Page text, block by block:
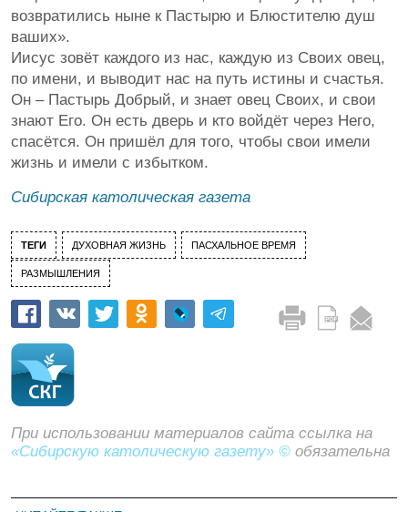
возвратились ныне к Пастырю и Блюстителю душ
ваших».
Иисус зовёт каждого из нас, каждую из Своих овец,
по имени, и выводит нас на путь истины и счастья.
Он – Пастырь Добрый, и знает овец Своих, и свои
знают Его. Он есть дверь и кто войдёт через Него,
спасётся. Он пришёл для того, чтобы свои имели
жизнь и имели с избытком.
Сибирская католическая газета
ТЕГИ ДУХОВНАЯ ЖИЗНЬ ПАСХАЛЬНОЕ ВРЕМЯ
РАЗМЫШЛЕНИЯ
При использовании материалов сайта ссылка на
«Сибирскую католическую газету» © обязательна